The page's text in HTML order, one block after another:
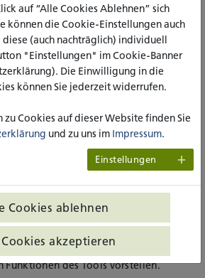
über das Themenfeld und die
um GWP im Forschungsprozess wird
für Textdaten,
die Ersetzung sensibler (i.d.R.
z. B. in Interviewtranskripten und -
Tool für die flexible
von Textdaten wurde
entwickelt, einem
für qualitative
das an der Universität Bremen
vom FDZ Qualiservice
Funktionen des Tools vorstellen.
auf “Alle Cookies Ablehnen” sich
können die Cookie-Einstellungen auch
(auch nachträglich) individuell
"Einstellungen" im Cookie-Banner
Die Einwilligung in die
können Sie jederzeit widerrufen.
Cookies auf dieser Website finden Sie
und zu uns im Impressum.
Einstellungen
Cookies ablehnen
akzeptieren